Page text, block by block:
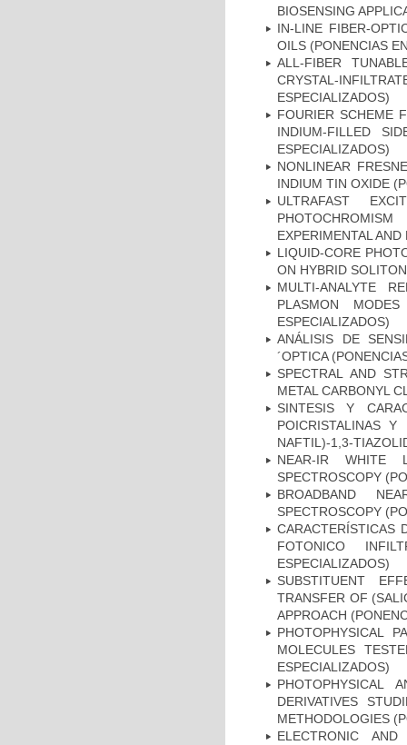
BIOSENSING
IN-LINE FIBER-
OILS (PONENCIAS
ALL-FIBER
CRYSTAL-
ESPECIALIZADOS)
FOURIER SCHEME
INDIUM-FILLED
ESPECIALIZADOS)
NONLINEAR
INDIUM TIN OXIDE
ULTRAFAST
EXPERIMENTAL
LIQUID-CORE
ON HYBRID
MULTI-ANALYTE
PLASMON
ESPECIALIZADOS)
ANÁLISIS DE
´OPTICA
SPECTRAL AND
METAL CARBONYL
SINTESIS Y
POICRISTALINAS
NAFTIL)-1,3-
NEAR-IR WHITE
SPECTROSCOPY
BROADBAND
SPECTROSCOPY
CARACTERÍSTICAS
FOTONICO
ESPECIALIZADOS)
SUBSTITUENT
TRANSFER OF
APPROACH
PHOTOPHYSICAL
MOLECULES
ESPECIALIZADOS)
PHOTOPHYSICAL
DERIVATIVES
METHODOLOGIES
ELECTRONIC